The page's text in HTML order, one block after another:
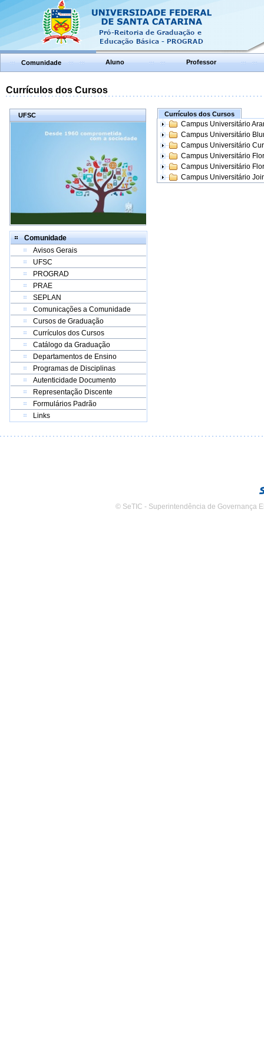
Comunidade Aluno Professor
Currículos dos Cursos
UFSC
Comunidade
Avisos Gerais
UFSC
PROGRAD
PRAE
SEPLAN
Comunicações a Comunidade
Cursos de Graduação
Currículos dos Cursos
Catálogo da Graduação
Departamentos de Ensino
Programas de Disciplinas
Autenticidade Documento
Representação Discente
Formulários Padrão
Links
Currículos dos Cursos
Campus Universitário
Campus Universitário
Campus Universitário
Campus Universitário
Campus Universitário
Campus Universitário
© SeTIC - Superintendência de Governança